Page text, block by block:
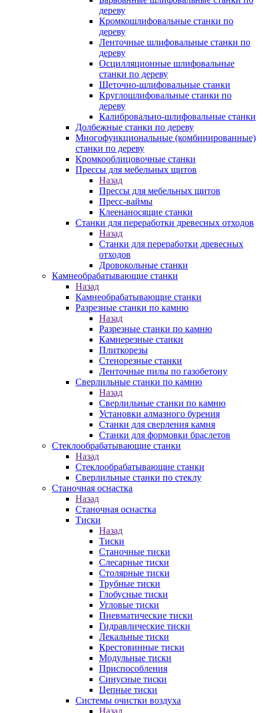
дереву
Кромкошлифовальные станки по
дереву
Ленточные шлифовальные станки по
дереву
Осцилляционные шлифовальные
станки по дереву
Щеточно-шлифовальные станки
Круглошлифовальные станки по
дереву
Калибровально-шлифовальные станки
Долбежные станки по дереву
Многофункциональные (комбинированные)
станки по дереву
Кромкооблицовочные станки
Прессы для мебельных щитов
Назад
Прессы для мебельных щитов
Пресс-ваймы
Клеенаносящие станки
Станки для переработки древесных отходов
Назад
Станки для переработки древесных
отходов
Дровокольные станки
Камнеобрабатывающие станки
Назад
Камнеобрабатывающие станки
Разрезные станки по камню
Назад
Разрезные станки по камню
Камнерезные станки
Плиткорезы
Стенорезные станки
Ленточные пилы по газобетону
Сверлильные станки по камню
Назад
Сверлильные станки по камню
Установки алмазного бурения
Станки для сверления камня
Станки для формовки браслетов
Стеклообрабатывающие станки
Назад
Стеклообрабатывающие станки
Сверлильные станки по стеклу
Станочная оснастка
Назад
Станочная оснастка
Тиски
Назад
Тиски
Станочные тиски
Слесарные тиски
Столярные тиски
Трубные тиски
Глобусные тиски
Угловые тиски
Пневматические тиски
Гидравлические тиски
Лекальные тиски
Крестовинные тиски
Модульные тиски
Приспособления
Синусные тиски
Цепные тиски
Системы очистки воздуха
Назад